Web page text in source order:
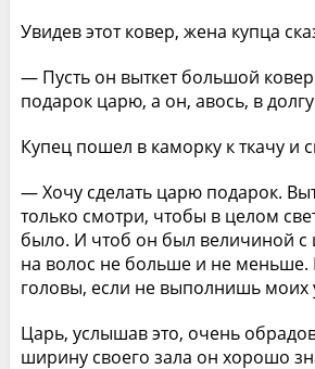
Увидев этот ковер, жена купца
— Пусть он выткет большой
подарок царю, а он, авось, в
Купец пошел в каморку к ткачу и
— Хочу сделать царю подарок.
только смотри, чтобы в целом
было. И чтоб он был величиной с
на волос не больше и не меньше.
головы, если не выполнишь моих
Царь, услышав это, очень
ширину своего зала он хорошо